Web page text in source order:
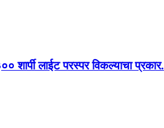
शार्पी लाईट परस्पर विकल्याचा प्रकार.